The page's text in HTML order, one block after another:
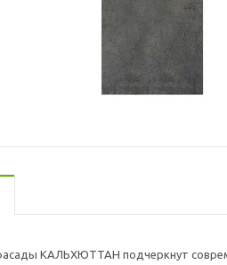
КАЛЬХЮТТАН подчеркнут